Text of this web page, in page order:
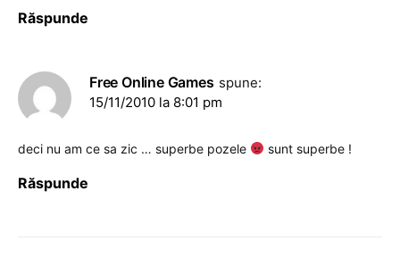
Răspunde
Free Online Games spune:
15/11/2010 la 8:01 pm
deci nu am ce sa zic … superbe pozele sunt superbe !
Răspunde